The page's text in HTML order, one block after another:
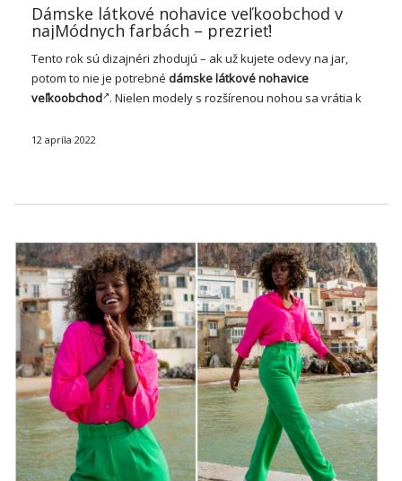
Dámske látkové nohavice veľkoobchod v
najMódnych farbách – prezrieť!
Tento rok sú dizajnéri zhodujú – ak už kujete odevy na jar,
potom to nie je potrebné dámske látkové nohavice
veľkoobchod . Nielen modely s rozšírenou nohou sa vrátia k
12 apríla 2022